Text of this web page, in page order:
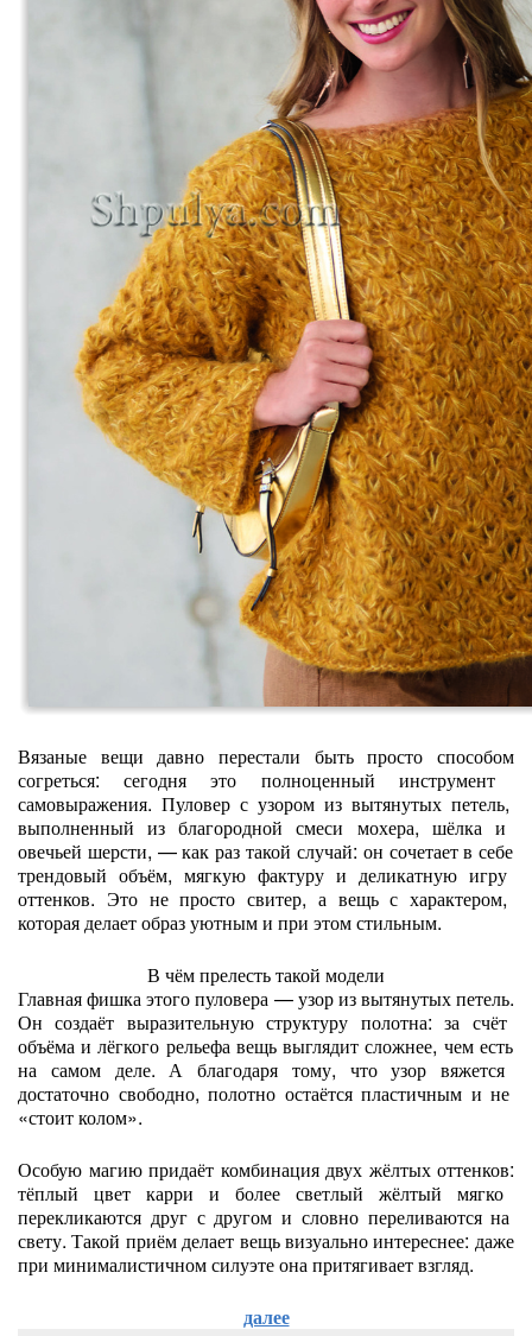
Вязаные вещи давно перестали бытьпросто способом
согреться: сегодня это полноценный инструмент
самовыражения. Пуловер с узором из вытянутых петель,
выполненный из благородной смеси мохера, шёлкаи
овечьей шерсти, — как раз такой случай: он сочетаетв себе
трендовый объём, мягкую фактуру и деликатную игру
оттенков. Этонепросто свитер, авещьс характером,
котораяделаетобразуютными при этомстильным.
В чёмпрелестьтакой модели
Главнаяфишкаэтогопуловера — узоризвытянутыхпетель.
Он создаёт выразительнуюструктуру полотна: за счёт
объёма и лёгкого рельефавещьвыглядит сложнее, чеместь
на самомделе. А благодаря тому, чтоузор вяжется
достаточно свободно, полотно остаётсяпластичным и не
«стоитколом».
Особую магиюпридаёт комбинациядвух жёлтыхоттенков:
тёплый цвет карри и более светлый жёлтый мягко
перекликаются другсдругом и словнопереливаютсяна
свету. Такой приёмделает вещьвизуальноинтереснее: даже
при минималистичномсилуэтеонапритягиваетвзгляд.
далее